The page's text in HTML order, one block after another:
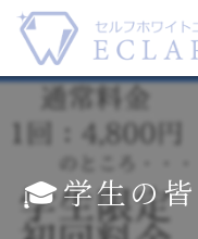
🎓学生の